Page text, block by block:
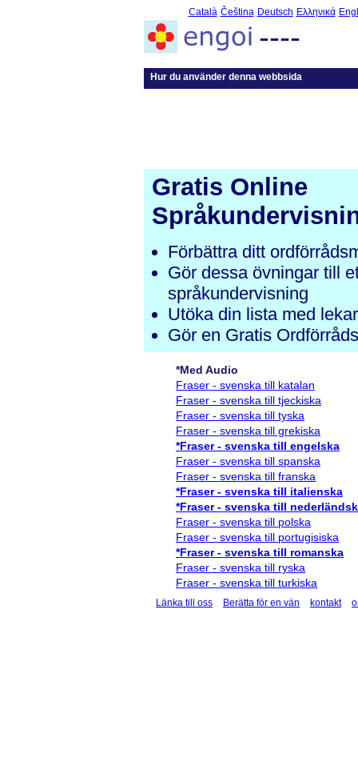
Català Čeština Deutsch Ελληνικά
----
Hur du använder denna webbsida
Gratis Online
Förbättra ditt
Gör dessa övningar till
språkundervisning
Utöka din lista med
Gör en Gratis
*Med Audio
Fraser - svenska till katalan
Fraser - svenska till tjeckiska
Fraser - svenska till tyska
Fraser - svenska till grekiska
*Fraser - svenska till engelska
Fraser - svenska till spanska
Fraser - svenska till franska
*Fraser - svenska till italienska
*Fraser - svenska till
Fraser - svenska till polska
Fraser - svenska till portugisiska
*Fraser - svenska till romanska
Fraser - svenska till ryska
Fraser - svenska till turkiska
Länka till oss Berätta för en vän kontakt